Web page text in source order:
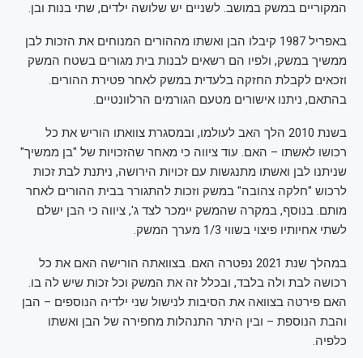
המקוריים במשק במושב. לשניים יש שלושה ילדים, שתי בנות ובן.
באפריל 1987 קיבלו הבן ואשתו מההורים המנוחים את הזכות לבן
ממשיך במשק, ולפיו הם רשאים לבנות בית מגורים בשטח המשק
וזכאים לקבלת החזקה בלעדית במשק לאחר פטירת ההורים.
בהתאם, ניתנו אישורים מטעם הגורמים הרלוונטיים.
בשנת 2010 הלך האב לעולמו, ובמסגרת צוואתו הוריש את כל
רכושו לאשתו – האם. עוד ציווה כי מאחר שהזכויות של "בן ממשיך"
שניתנו לבן ואשתו מתנגשות עם זכויות הירושה, ניתנת לבת זכות
לרכוש "חלקה צהובה" במשק וזכות להתגורר בבית ההורים לאחר
מותם. בנוסף, במקרה שהמשק יימכר לצד ג', ציווה כי הבן ישלם
לשתי אחיותיו פיצוי בשווי 1/3 מערך המשק.
במהלך שנת 2021 נפטרה האם. בצוואתה הורישה האם את כל
רכושה לבת ולה בלבד, ובכלל זה את המשק וכל זכות שיש לה בו.
האם פירטה בצוואה את הסיבות לנישול שני ילדיה הנוספים – הבן
והבת הנוספת – ובין היתר התנהלות מחפירה של הבן ואשתו
כלפיה.